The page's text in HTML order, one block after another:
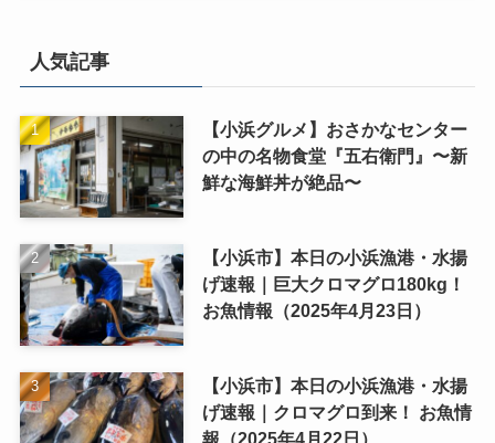
人気記事
【小浜グルメ】おさかなセンター
の中の名物食堂『五右衛門』〜新
鮮な海鮮丼が絶品〜
【小浜市】本日の小浜漁港・水揚
げ速報｜巨大クロマグロ180kg！
お魚情報（2025年4月23日）
【小浜市】本日の小浜漁港・水揚
げ速報｜クロマグロ到来！ お魚情
報（2025年4月22日）